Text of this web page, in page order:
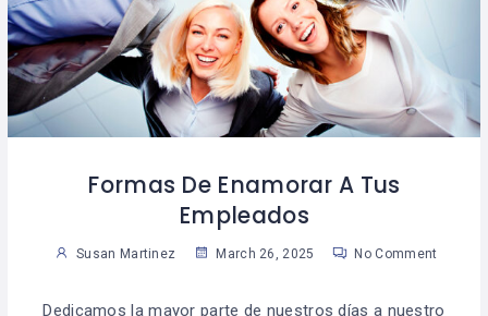
Formas De Enamorar A Tus
Empleados
Susan Martinez March 26, 2025 No Comment
Dedicamos la mayor parte de nuestros días a nuestro